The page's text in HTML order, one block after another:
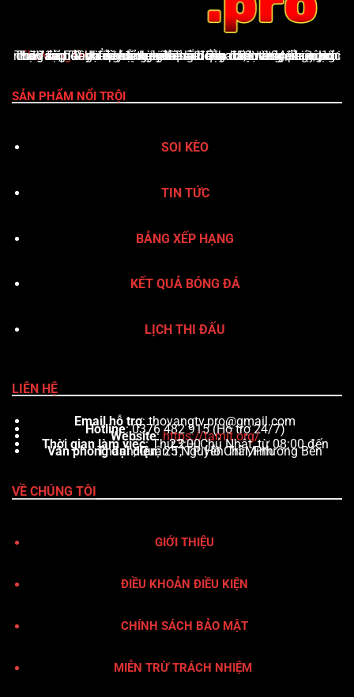
ThoVangTV là nền tảng giải trí thể thao trực tuyến uy tín, cung cấp đầy đủ tỷ lệ kèo nhà cái cập nhật từng phút, lịch thi đấu, bảng xếp hạng, kết quả bóng đá, Livescore, cùng nhận định & dự đoán chuyên sâu. Giao diện thân thiện, tốc độ tải nhanh và hỗ trợ xuất sắc qua hotline 24/7 giúp ThoVangTV khẳng định vị thế là điểm đến vàng của người yêu bóng đá
SẢN PHẨM NỔI TRỘI
SOI KÈO
TIN TỨC
BẢNG XẾP HẠNG
KẾT QUẢ BÓNG ĐÁ
LỊCH THI ĐẤU
LIÊN HỆ
Email hỗ trợ:thovangtv.pro@gmail.com
Hotline: 0376 482 915 (Hỗ trợ 24/7)
Website:https://tamit.org/
Thời gian làm việc : Thứ 2 – Chủ Nhật, từ 08:00 đến 23:00
Văn phòng đại diện
: 25 Nguyễn Trãi, Phường Bến Thành, Quận 1, TP. Hồ Chí Minh
VỀ CHÚNG TÔI
GIỚI THIỆU
ĐIỀU KHOẢN ĐIỀU KIỆN
CHÍNH SÁCH BẢO MẬT
MIỄN TRỪ TRÁCH NHIỆM